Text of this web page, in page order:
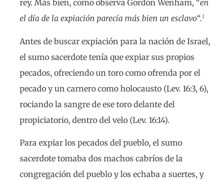
rey. Más bien, como observa Gordon Wenham, “en
el día de la expiación parecía más bien un esclavo“.1
Antes de buscar expiación para la nación de Israel,
el sumo sacerdote tenía que expiar sus propios
pecados, ofreciendo un toro como ofrenda por el
pecado y un carnero como holocausto (Lev. 16:3, 6),
rociando la sangre de ese toro delante del
propiciatorio, dentro del velo (Lev. 16:14).
Para expiar los pecados del pueblo, el sumo
sacerdote tomaba dos machos cabríos de la
congregación del pueblo y los echaba a suertes, y